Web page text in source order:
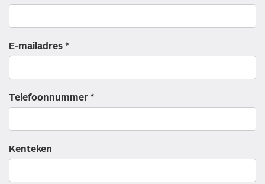
E-mailadres *
Telefoonnummer *
Kenteken